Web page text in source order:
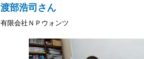
渡部浩司さん
有限会社ＮＰウォンツ